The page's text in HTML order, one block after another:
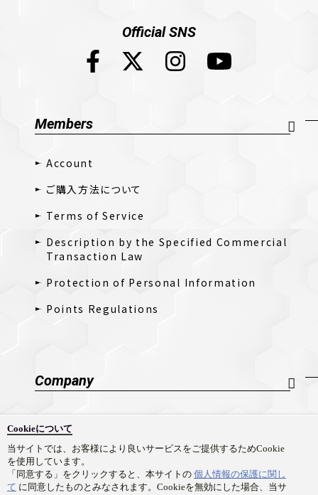
Cookieについて
当サイトでは、お客様により良いサービスをご提供するためCookie
を使用しています。
「同意する」をクリックすると、本サイトの 個人情報の保護に関し
て に同意したものとみなされます。Cookieを無効にした場合、当サ
Official SNS
Members
Account
ご購入方法について
Terms of Service
Description by the Specified Commercial
Transaction Law
Protection of Personal Information
Points Regulations
Company
Company Profile
採用情報
Contact Us